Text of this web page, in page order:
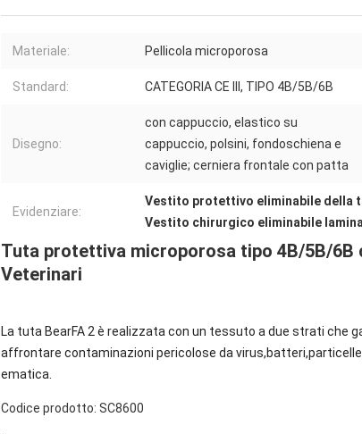
Materiale: Pellicola microporosa
Standard: CATEGORIA CE III, TIPO 4B/5B/6B
Disegno:
con cappuccio, elastico su
cappuccio, polsini, fondoschiena e
caviglie; cerniera frontale con patta
Evidenziare:
Vestito protettivo eliminabile della
Vestito chirurgico eliminabile
Tuta protettiva microporosa tipo 4B/5B/
Veterinari
La tuta BearFA 2 è realizzata con un tessuto a due strati che
affrontare contaminazioni pericolose da virus,batteri,
ematica.
Codice prodotto: SC8600